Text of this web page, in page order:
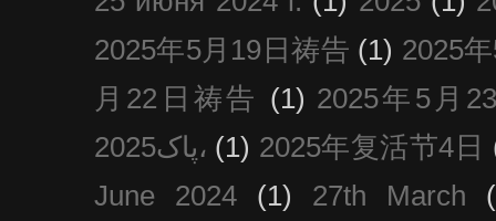
2025年5月19日祷告 (1) 2025
月22日祷告 (1) 2025年5月
پاک2025، (1) 2025年复活节4日
June 2024
(1) 27th March